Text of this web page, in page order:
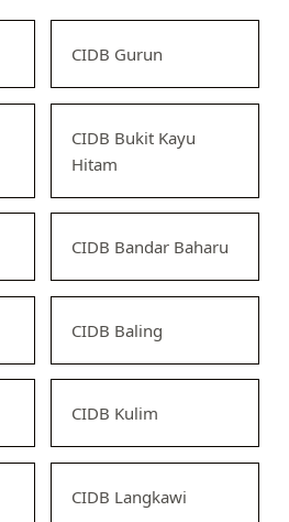
CIDB Gurun
CIDB Bukit Kayu
Hitam
CIDB Bandar Baharu
CIDB Baling
CIDB Kulim
CIDB Langkawi